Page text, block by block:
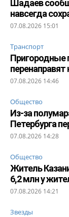
Шадаев
навсегда
07.08.2026 15:01
Транспорт
Пригородные
07.08.2026 14:46
Общество
Из-за
Петербурга
07.08.2026 14:28
Общество
Житель
6,2 млн у
07.08.2026 14:21
Звезды